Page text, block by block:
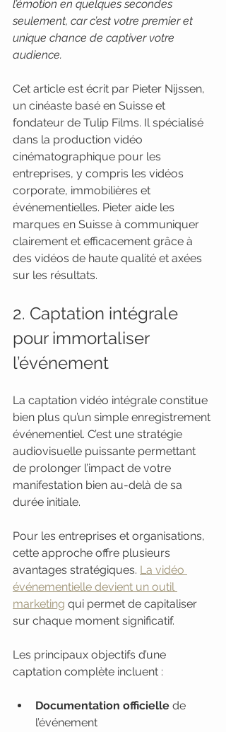
l’émotion en quelques secondes
seulement, car c’est votre premier et
unique chance de captiver votre
audience.
Cet article est écrit par Pieter Nijssen,
un cinéaste basé en Suisse et
fondateur de Tulip Films. Il spécialisé
dans la production vidéo
cinématographique pour les
entreprises, y compris les vidéos
corporate, immobilières et
événementielles. Pieter aide les
marques en Suisse à communiquer
clairement et efficacement grâce à
des vidéos de haute qualité et axées
sur les résultats.
2. Captation intégrale
pour immortaliser
l’événement
La captation vidéo intégrale constitue
bien plus qu’un simple enregistrement
événementiel. C’est une stratégie
audiovisuelle puissante permettant
de prolonger l’impact de votre
manifestation bien au-delà de sa
durée initiale.
Pour les entreprises et organisations,
cette approche offre plusieurs
avantages stratégiques. La vidéo
événementielle devient un outil
marketing qui permet de capitaliser
sur chaque moment significatif.
Les principaux objectifs d’une
captation complète incluent :
Documentation officielle de
l’événement